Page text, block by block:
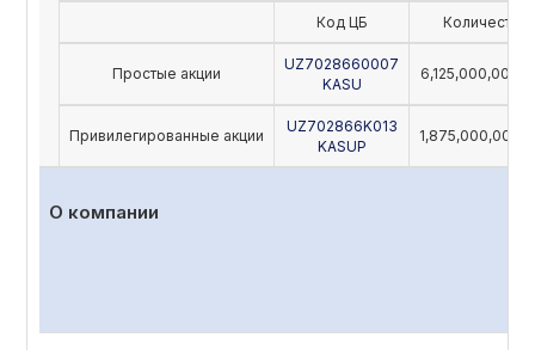
Код ЦБ Количество
Простые акции
UZ7028660007
KASU
Привилегированные акции
UZ702866K013
KASUP
О компании